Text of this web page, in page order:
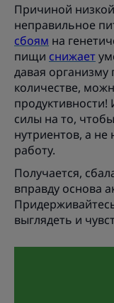
Причиной
неправильное
сбоям на
пищи снижает
давая
количестве,
продуктивности!
силы на то,
нутриентов, а
работу.
Получается,
вправду основа
выглядеть и